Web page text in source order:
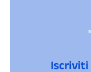
Iscriviti